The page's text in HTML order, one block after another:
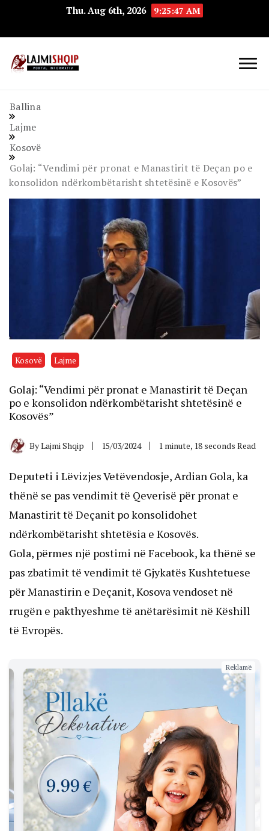
Thu. Aug 6th, 2026 9:25:48 AM
Ballina
Lajme
Kosovë
Golaj: “Vendimi për pronat e Manastirit të Deçan po e
konsolidon ndërkombëtarisht shtetësinë e Kosovës”
Kosovë Lajme
Golaj: “Vendimi për pronat e Manastirit të Deçan
po e konsolidon ndërkombëtarisht shtetësinë e
Kosovës”
ByLajmi Shqip 15/03/2024 1 minute, 18 seconds Read
Deputeti i Lëvizjes Vetëvendosje, Ardian Gola, ka
thënë se pas vendimit të Qeverisë për pronat e
Manastirit të Deçanit po konsolidohet
ndërkombëtarisht shtetësia e Kosovës.
Gola, përmes një postimi në Facebook, ka thënë se
pas zbatimit të vendimit të Gjykatës Kushtetuese
për Manastirin e Deçanit, Kosova vendoset në
rrugën e pakthyeshme të anëtarësimit në Këshill
të Evropës.
Reklamë